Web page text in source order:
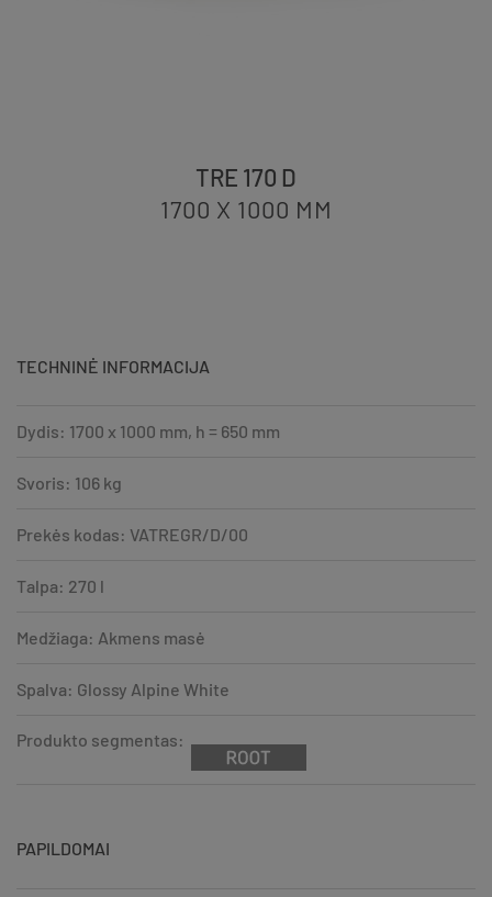
TRE 170 D
1700 X 1000 MM
TECHNINĖ INFORMACIJA
Dydis: 1700 x 1000 mm, h = 650 mm
Svoris: 106 kg
Prekės kodas: VATREGR/D/00
Talpa: 270 l
Medžiaga: Akmens masė
Spalva: Glossy Alpine White
Produkto segmentas:
PAPILDOMAI